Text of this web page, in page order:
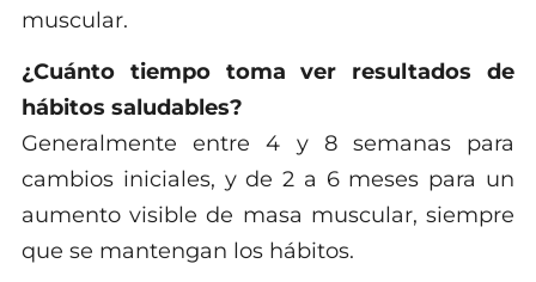
muscular.
¿Cuánto tiempo toma ver resultados de
hábitos saludables?
Generalmente entre 4 y 8 semanas para
cambios iniciales, y de 2 a 6 meses para un
aumento visible de masa muscular, siempre
que se mantengan los hábitos.